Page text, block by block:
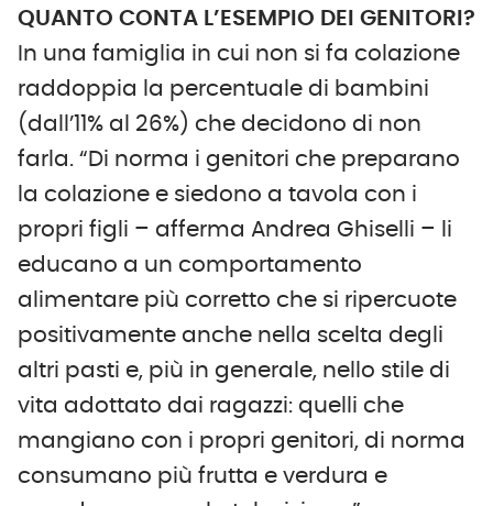
QUANTO CONTA L’ESEMPIO DEI GENITORI?
In una famiglia in cui non si fa colazione
raddoppia la percentuale di bambini
(dall’11% al 26%) che decidono di non
farla. “Di norma i genitori che preparano
la colazione e siedono a tavola con i
propri figli – afferma Andrea Ghiselli – li
educano a un comportamento
alimentare più corretto che si ripercuote
positivamente anche nella scelta degli
altri pasti e, più in generale, nello stile di
vita adottato dai ragazzi: quelli che
mangiano con i propri genitori, di norma
consumano più frutta e verdura e